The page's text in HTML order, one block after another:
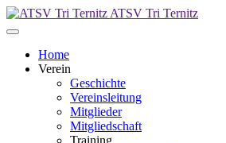
ATSV Tri Ternitz
Home
Verein
Geschichte
Vereinsleitung
Mitglieder
Mitgliedschaft
Training